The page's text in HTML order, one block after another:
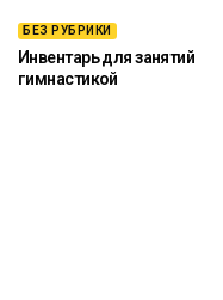
БЕЗ РУБРИКИ
Инвентарь для занятий
гимнастикой